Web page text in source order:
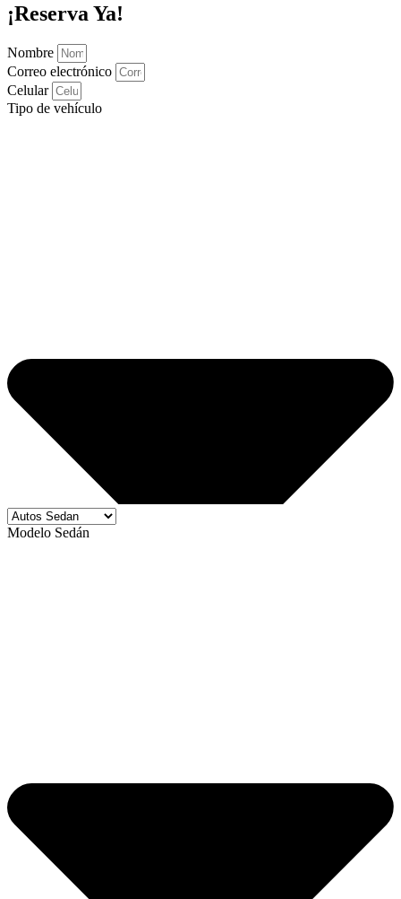
¡Reserva Ya!
Nombre
Correo electrónico
Celular
Tipo de vehículo
Modelo Sedán